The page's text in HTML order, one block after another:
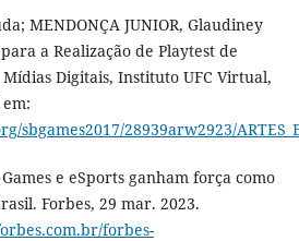
MENDONÇA JUNIOR, Glaudiney
a Realização de Playtest de
Mídias Digitais, Instituto UFC Virtual,
sbgames2017/28939arw2923/
e eSports ganham força como
Forbes, 29 mar. 2023.
forbes-